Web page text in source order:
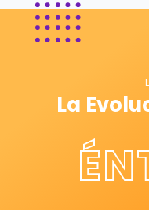
La